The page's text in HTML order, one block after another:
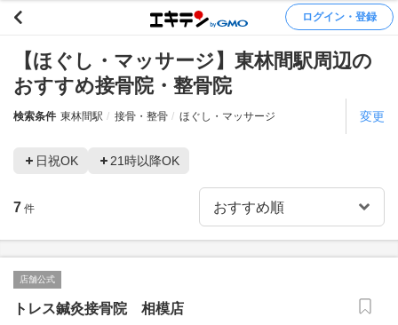
ログイン・登録
【ほぐし・マッサージ】東林間駅周辺の
おすすめ接骨院・整骨院
検索条件 東林間駅 接骨・整骨 ほぐし・マッサージ 変更
日祝OK 21時以降OK
7 件
店舗公式
トレス鍼灸接骨院 相模店